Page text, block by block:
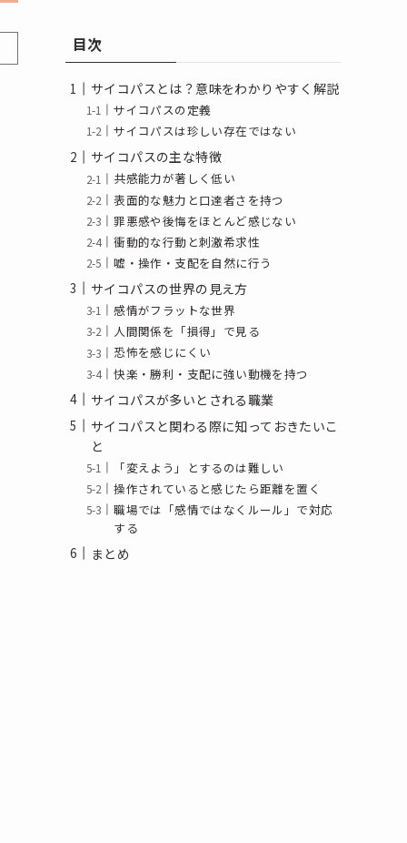
目次
サイコパスとは？意味をわかりやすく解説
サイコパスの定義
サイコパスは珍しい存在ではない
サイコパスの主な特徴
共感能力が著しく低い
表面的な魅力と口達者さを持つ
罪悪感や後悔をほとんど感じない
衝動的な行動と刺激希求性
嘘・操作・支配を自然に行う
サイコパスの世界の見え方
感情がフラットな世界
人間関係を「損得」で見る
恐怖を感じにくい
快楽・勝利・支配に強い動機を持つ
サイコパスが多いとされる職業
サイコパスと関わる際に知っておきたいこ
と
「変えよう」とするのは難しい
操作されていると感じたら距離を置く
職場では「感情ではなくルール」で対応
する
まとめ